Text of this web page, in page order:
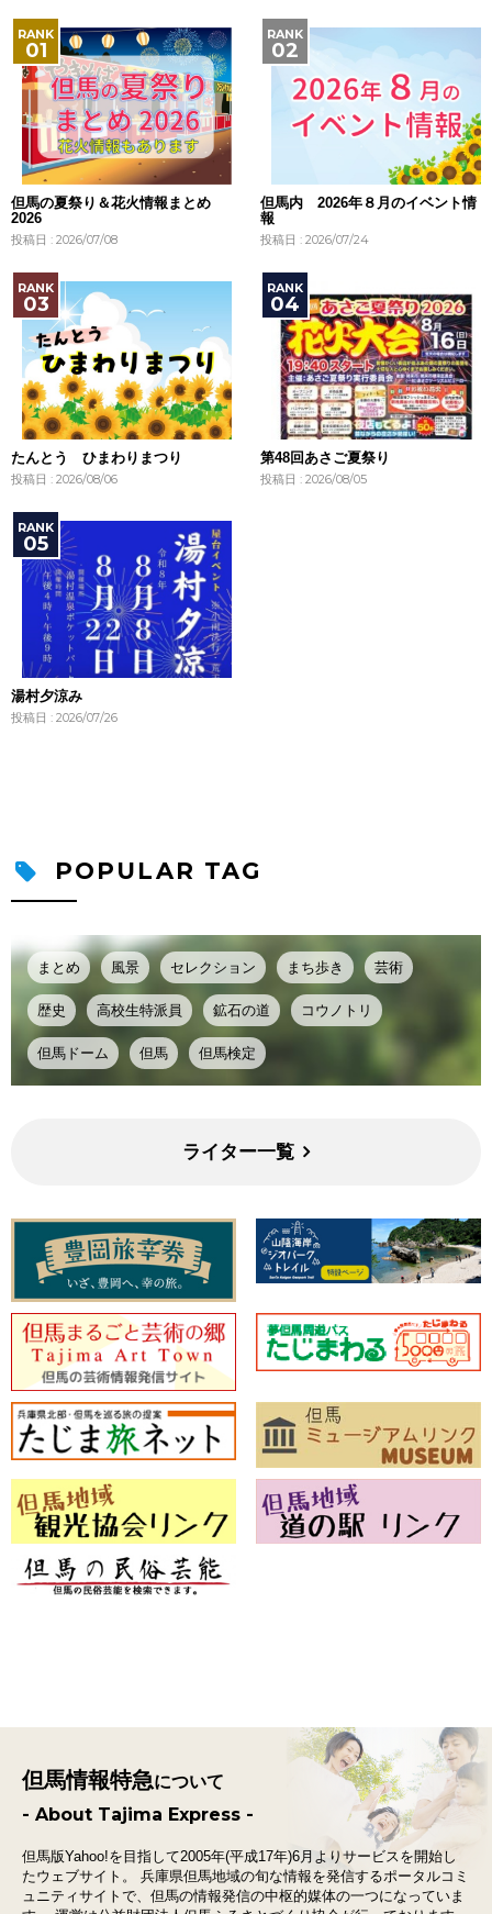
但馬の夏祭り＆花火情報まとめ
2026
投稿日 : 2026/07/08
但馬内 2026年８月のイベント情
報
投稿日 : 2026/07/24
たんとう ひまわりまつり
投稿日 : 2026/08/06
第48回あさご夏祭り
投稿日 : 2026/08/05
湯村夕涼み
投稿日 : 2026/07/26
POPULAR TAG
まとめ 風景 セレクション まち歩き 芸術
歴史 高校生特派員 鉱石の道 コウノトリ
但馬ドーム 但馬 但馬検定
ライター一覧
但馬情報特急について
- About Tajima Express -
但馬版Yahoo!を目指して2005年(平成17年)6月よりサービスを開始し
たウェブサイト。
兵庫県但馬地域の旬な情報を発信するポータルコミ
ュニティサイトで、 但馬の情報発信の中枢的媒体の一つになっていま